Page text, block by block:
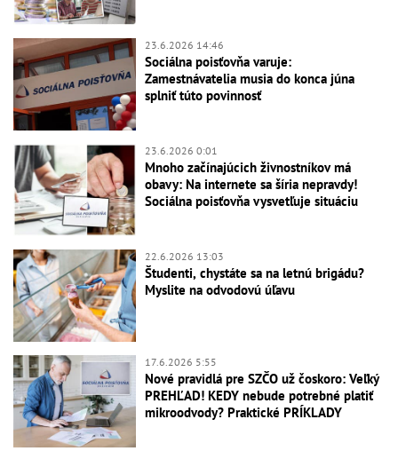
23.6.2026 14:46
Sociálna poisťovňa varuje:
Zamestnávatelia musia do konca júna
splniť túto povinnosť
23.6.2026 0:01
Mnoho začínajúcich živnostníkov má
obavy: Na internete sa šíria nepravdy!
Sociálna poisťovňa vysvetľuje situáciu
22.6.2026 13:03
Študenti, chystáte sa na letnú brigádu?
Myslite na odvodovú úľavu
17.6.2026 5:55
Nové pravidlá pre SZČO už čoskoro: Veľký
PREHĽAD! KEDY nebude potrebné platiť
mikroodvody? Praktické PRÍKLADY